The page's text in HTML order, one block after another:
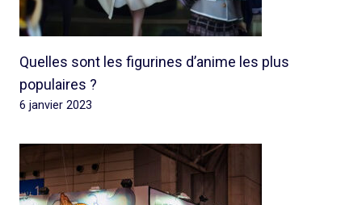
Quelles sont les figurines d’anime les plus
populaires ?
6 janvier 2023